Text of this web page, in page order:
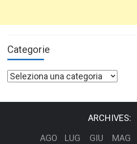
Categorie
Categorie
ARCHIVES:
AGO
LUG GIU MAG